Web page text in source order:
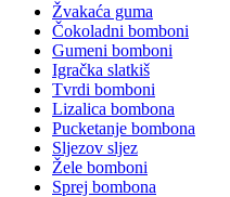
Žvakaća guma
Čokoladni bomboni
Gumeni bomboni
Igračka slatkiš
Tvrdi bomboni
Lizalica bombona
Pucketanje bombona
Sljezov sljez
Žele bomboni
Sprej bombona